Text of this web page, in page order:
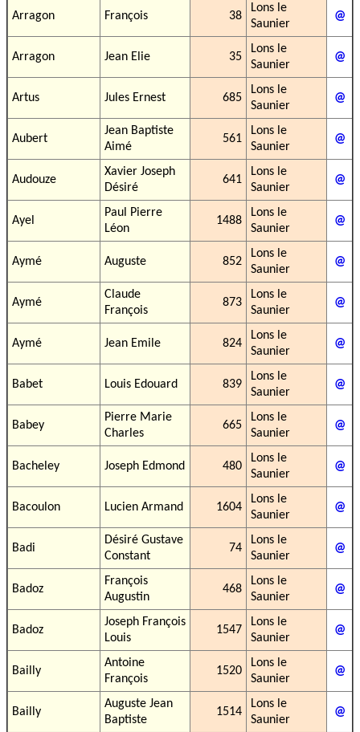
Arragon François 38
Lons le
Saunier
@
Arragon Jean Elie 35
Lons le
Saunier
@
Artus Jules Ernest 685
Lons le
Saunier
@
Aubert
Jean Baptiste
Aimé
561
Lons le
Saunier
@
Audouze
Xavier Joseph
Désiré
641
Lons le
Saunier
@
Ayel
Paul Pierre
Léon
1488
Lons le
Saunier
@
Aymé Auguste 852
Lons le
Saunier
@
Aymé
Claude
François
873
Lons le
Saunier
@
Aymé Jean Emile 824
Lons le
Saunier
@
Babet Louis Edouard 839
Lons le
Saunier
@
Babey
Pierre Marie
Charles
665
Lons le
Saunier
@
Bacheley Joseph Edmond 480
Lons le
Saunier
@
Bacoulon Lucien Armand 1604
Lons le
Saunier
@
Badi
Désiré Gustave
Constant
74
Lons le
Saunier
@
Badoz
François
Augustin
468
Lons le
Saunier
@
Badoz
Joseph François
Louis
1547
Lons le
Saunier
@
Bailly
Antoine
François
1520
Lons le
Saunier
@
Bailly
Auguste Jean
Baptiste
1514
Lons le
Saunier
@